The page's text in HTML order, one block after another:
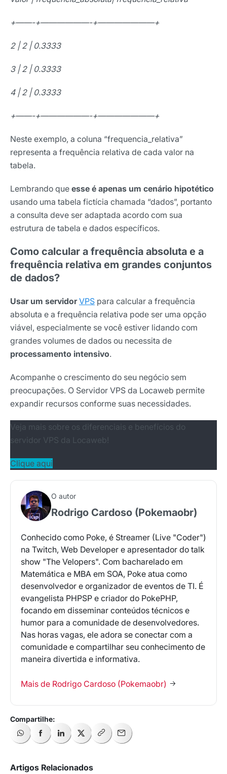
+——-+——————-+———————+
2 | 2 | 0.3333
3 | 2 | 0.3333
4 | 2 | 0.3333
+——-+——————-+———————+
Neste exemplo, a coluna “frequencia_relativa”
representa a frequência relativa de cada valor na
tabela.
Lembrando que esse é apenas um cenário hipotético
usando uma tabela fictícia chamada “dados”, portanto
a consulta deve ser adaptada acordo com sua
estrutura de tabela e dados específicos.
Como calcular a frequência absoluta e a
frequência relativa em grandes conjuntos
de dados?
Usar um servidor VPS para calcular a frequência
absoluta e a frequência relativa pode ser uma opção
viável, especialmente se você estiver lidando com
grandes volumes de dados ou necessita de
processamento intensivo.
Acompanhe o crescimento do seu negócio sem
preocupações. O Servidor VPS da Locaweb permite
expandir recursos conforme suas necessidades.
Veja mais sobre os diferenciais e benefícios do
servidor VPS da Locaweb!
Clique aqui
O autor
Rodrigo Cardoso (Pokemaobr)
Conhecido como Poke, é Streamer (Live "Coder")
na Twitch, Web Developer e apresentador do talk
show "The Velopers". Com bacharelado em
Matemática e MBA em SOA, Poke atua como
desenvolvedor e organizador de eventos de TI. É
evangelista PHPSP e criador do PokePHP,
focando em disseminar conteúdos técnicos e
humor para a comunidade de desenvolvedores.
Nas horas vagas, ele adora se conectar com a
comunidade e compartilhar seu conhecimento de
maneira divertida e informativa.
Mais de Rodrigo Cardoso (Pokemaobr)
Artigos Relacionados